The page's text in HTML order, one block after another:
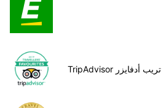
TripAdvisor تريب أدفايزر